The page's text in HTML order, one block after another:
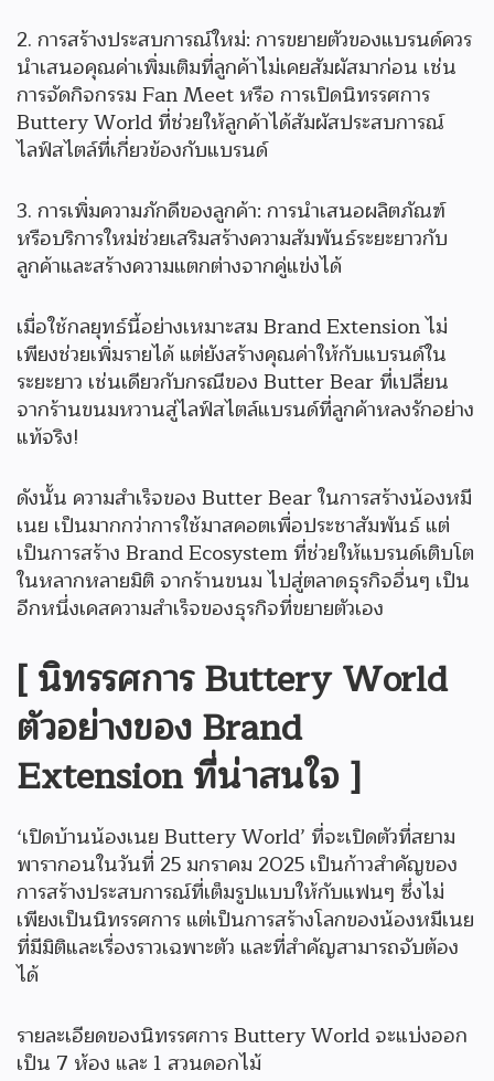
2. การสร้างประสบการณ์ใหม่: การขยายตัวของแบรนด์ควร
นำเสนอคุณค่าเพิ่มเติมที่ลูกค้าไม่เคยสัมผัสมาก่อน เช่น
การจัดกิจกรรม Fan Meet หรือ การเปิดนิทรรศการ
Buttery World ที่ช่วยให้ลูกค้าได้สัมผัสประสบการณ์
ไลฟ์สไตล์ที่เกี่ยวข้องกับแบรนด์
3. การเพิ่มความภักดีของลูกค้า: การนำเสนอผลิตภัณฑ์
หรือบริการใหม่ช่วยเสริมสร้างความสัมพันธ์ระยะยาวกับ
ลูกค้าและสร้างความแตกต่างจากคู่แข่งได้
เมื่อใช้กลยุทธ์นี้อย่างเหมาะสม Brand Extension ไม่
เพียงช่วยเพิ่มรายได้ แต่ยังสร้างคุณค่าให้กับแบรนด์ใน
ระยะยาว เช่นเดียวกับกรณีของ Butter Bear ที่เปลี่ยน
จากร้านขนมหวานสู่ไลฟ์สไตล์แบรนด์ที่ลูกค้าหลงรักอย่าง
แท้จริง!
ดังนั้น ความสำเร็จของ Butter Bear ในการสร้างน้องหมี
เนย เป็นมากกว่าการใช้มาสคอตเพื่อประชาสัมพันธ์ แต่
เป็นการสร้าง Brand Ecosystem ที่ช่วยให้แบรนด์เติบโต
ในหลากหลายมิติ จากร้านขนม ไปสู่ตลาดธุรกิจอื่นๆ เป็น
อีกหนึ่งเคสความสำเร็จของธุรกิจที่ขยายตัวเอง
[ นิทรรศการ Buttery World
ตัวอย่างของ Brand
Extension ที่น่าสนใจ ]
‘เปิดบ้านน้องเนย Buttery World’ ที่จะเปิดตัวที่สยาม
พารากอนในวันที่ 25 มกราคม 2025 เป็นก้าวสำคัญของ
การสร้างประสบการณ์ที่เต็มรูปแบบให้กับแฟนๆ ซึ่งไม่
เพียงเป็นนิทรรศการ แต่เป็นการสร้างโลกของน้องหมีเนย
ที่มีมิติและเรื่องราวเฉพาะตัว และที่สำคัญสามารถจับต้อง
ได้
รายละเอียดของนิทรรศการ Buttery World จะแบ่งออก
เป็น 7 ห้อง และ 1 สวนดอกไม้